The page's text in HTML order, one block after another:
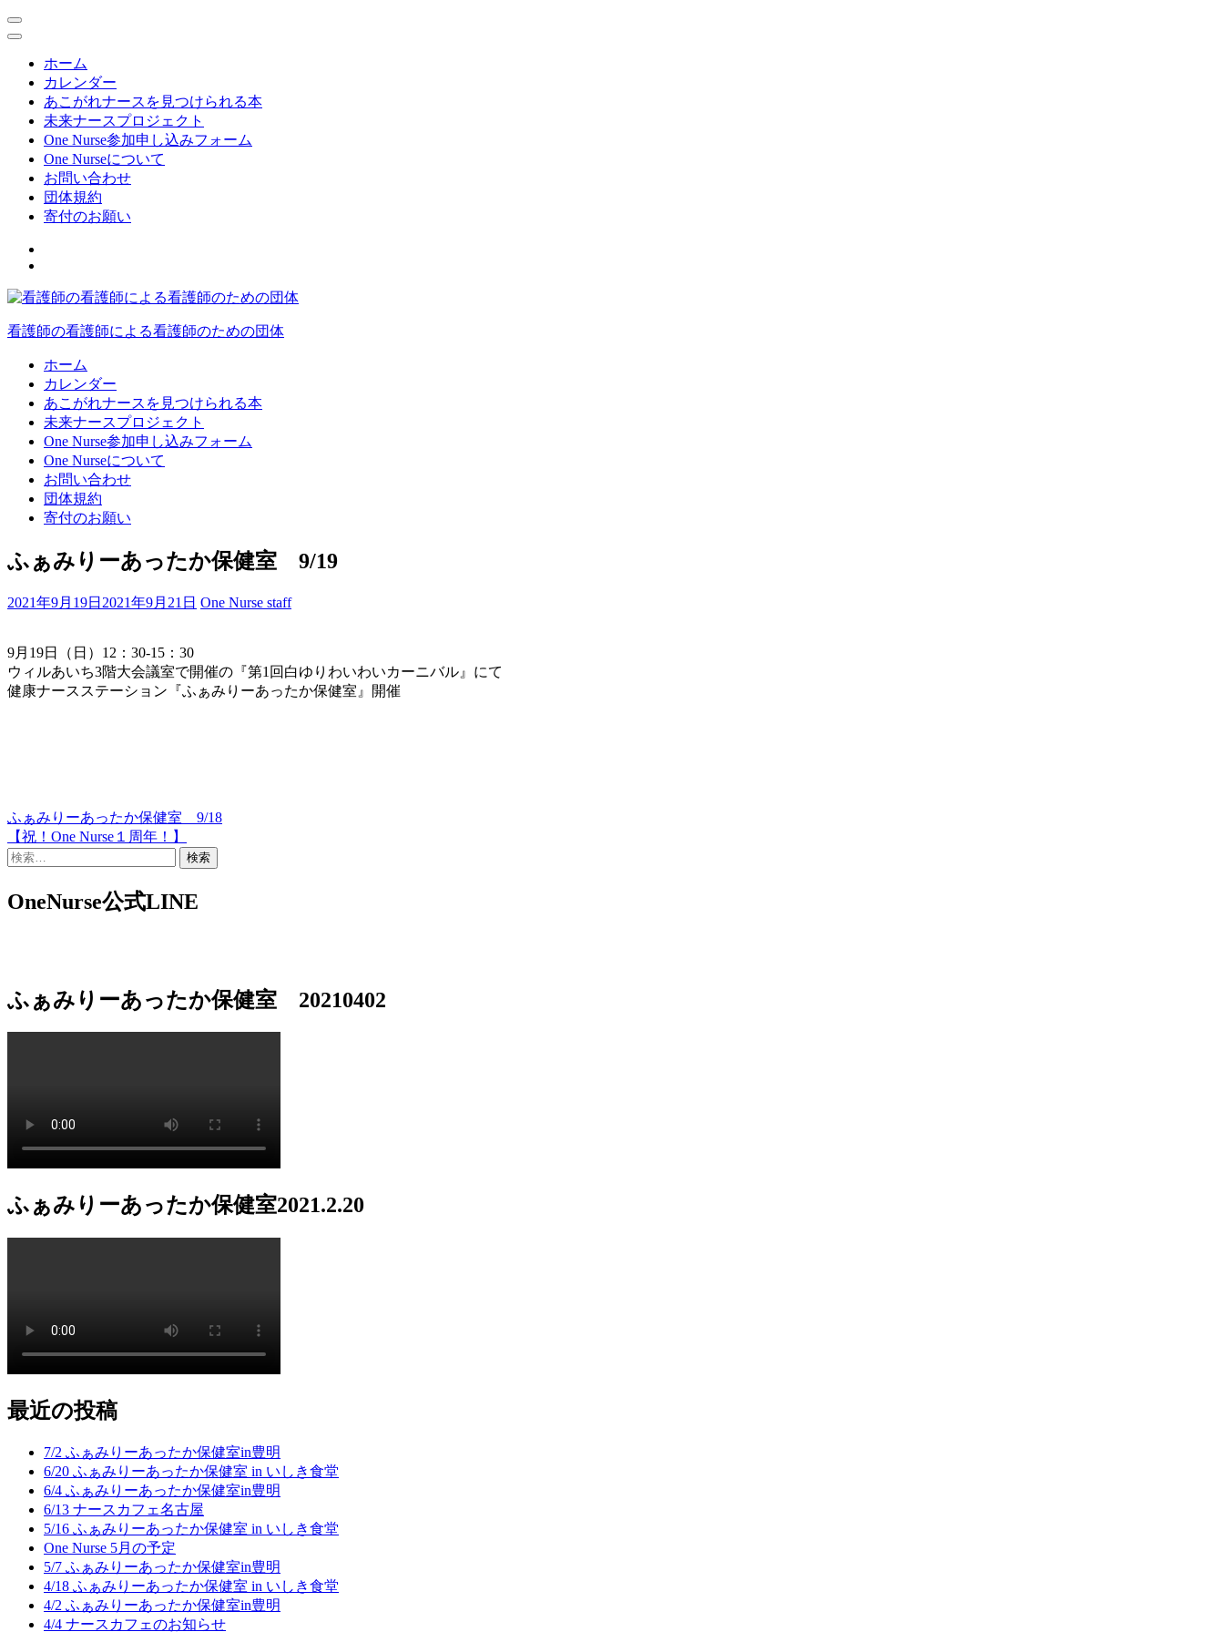
ホーム
カレンダー
あこがれナースを見つけられる本
未来ナースプロジェクト
One Nurse参加申し込みフォーム
One Nurseについて
お問い合わせ
団体規約
寄付のお願い
テ
ン
ツ
(Enter
看護師の看護師による看護師のための団体
ホーム
カレンダー
あこがれナースを見つけられる本
未来ナースプロジェクト
One Nurse参加申し込みフォーム
One Nurseについて
お問い合わせ
団体規約
寄付のお願い
ふぁみりーあったか保健室 9/19
2021年9月19日 2021年9月21日 One Nurse staff
9月19日（日）12：30-15：30
ウィルあいち3階大会議室で開催の『第1回白ゆりわいわいカーニバル』にて
健康ナースステーション『ふぁみりーあったか保健室』開催
投
稿
ビ
シ
ョ
ふぁみりーあったか保健室 9/18
【祝！One Nurse１周年！】
検
OneNurse公式LINE
ふぁみりーあったか保健室 20210402
ふぁみりーあったか保健室2021.2.20
最近の投稿
7/2 ふぁみりーあったか保健室in豊明
6/20 ふぁみりーあったか保健室 in いしき食堂
6/4 ふぁみりーあったか保健室in豊明
6/13 ナースカフェ名古屋
5/16 ふぁみりーあったか保健室 in いしき食堂
One Nurse 5月の予定
5/7 ふぁみりーあったか保健室in豊明
4/18 ふぁみりーあったか保健室 in いしき食堂
4/2 ふぁみりーあったか保健室in豊明
4/4 ナースカフェのお知らせ